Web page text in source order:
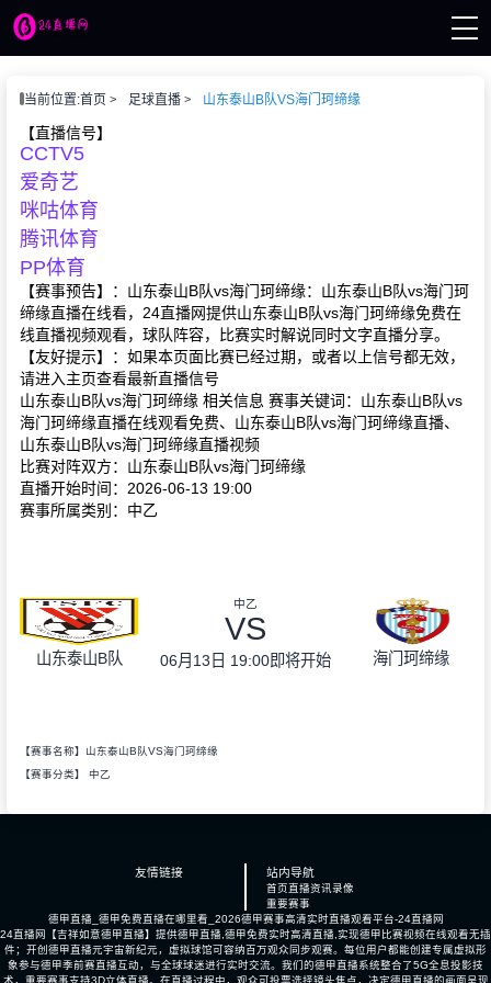
事
当前位置:首页 足球直播 山东泰山B队VS海门珂缔缘
【直播信号】
CCTV5
爱奇艺
咪咕体育
腾讯体育
PP体育
【赛事预告】：山东泰山B队vs海门珂缔缘：山东泰山B队vs海门珂
缔缘直播在线看，24直播网提供山东泰山B队vs海门珂缔缘免费在
线直播视频观看，球队阵容，比赛实时解说同时文字直播分享。
【友好提示】：如果本页面比赛已经过期，或者以上信号都无效，
请进入主页查看最新直播信号
山东泰山B队vs海门珂缔缘 相关信息 赛事关键词：山东泰山B队vs
海门珂缔缘直播在线观看免费、山东泰山B队vs海门珂缔缘直播、
山东泰山B队vs海门珂缔缘直播视频
比赛对阵双方：山东泰山B队vs海门珂缔缘
直播开始时间：2026-06-13 19:00
赛事所属类别：中乙
山东泰山B队
中乙
VS
06月13日 19:00即将开始 海门珂缔缘
【赛事名称】山东泰山B队VS海门珂缔缘
【赛事分类】 中乙
友情链接 站内导航
首页直播资讯录像
重要赛事
德甲直播_德甲免费直播在哪里看_2026德甲赛事高清实时直播观看平台-24直播网
24直播网【吉祥如意德甲直播】提供德甲直播,德甲免费实时高清直播,实现德甲比赛视频在线观看无插
件；开创德甲直播元宇宙新纪元，虚拟球馆可容纳百万观众同步观赛。每位用户都能创建专属虚拟形
象参与德甲季前赛直播互动，与全球球迷进行实时交流。我们的德甲直播系统整合了5G全息投影技
术，重要赛事支持3D立体直播。在直播过程中，观众可投票选择镜头焦点，决定德甲直播的画面呈现